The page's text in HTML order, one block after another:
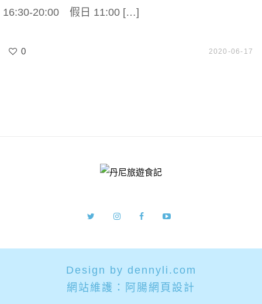
16:30-20:00 假日 11:00 […]
0 2020-06-17
Design by dennyli.com
網站維護： 阿腸網頁設計